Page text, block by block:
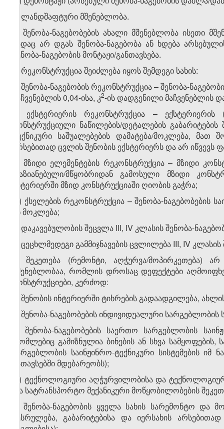
ე) ლანდშაფტური მშენებლობა.
2. შენობა-ნაგებობების ახალი მშენებლობა ისეთი
სადაც არ დგას შენობა-ნაგებობა ან ხდება
შენობა-ნაგებობის მონტაჟი/განთავსება.
3. რეკონსტრუქცია შეიძლება იყოს შემდეგი სახის:
ა) შენობა-ნაგებობის რეკონსტრუქცია – შენობა-
მაჩვენებლის 0,04-ისა, კ​2-ის დადგენილი მაჩვენებლის
ბ) ექსტერიერის რეკონსტრუქცია –
კონსტრუქციული ნაწილების/დეტალების
ტექნიკური საშუალებების დამატება/მოკლება,
არსებითად ცვლის შენობის ექსტერიერს და არ
გ) მზიდი ელემენტების რეკონსტრუქცია – მზიდი
დაზიანებული/მწყობრიდან გამოსული მზიდი
ინტერიერში მზიდ კონსტრუქციაში ღიობის გაჭრა;
დ) ქსელების რეკონსტრუქცია – შენობა-ნაგებობების
ან მოკლება;
ე) დაკავებულობის შეცვლა III, IV კლასის შენობა-
ვ) ცეცხლმედეგი გამმიჯნავების ცვლილება III, IV კლასის
3. შეკეთება (რემონტი, აღჭურ­ვა/მო­პირ­კე­თება)
მშენებლობაა, რომლის დროსაც დეფექტები
კონსტრუქციები, კერძოდ:
ა) შენობის ინტერიერში ტიხრების გადაადგილება,
ბ) შენობა-ნაგებობების ინდივიდუალური სარგებლობის
გ) შენობა-ნაგებობების საერთო სარგებლობის
რომლებიც გამიზნულია ბინების ან სხვა
სარგებლობის საინჟინრო-ტექნიკური სისტემების
სათავსებში მდებარეობს);
დ) ტექნოლოგიური აღჭურვილობისა და
და სატრანსპორტო მექანიკური მოწყობილობების
ე) შენობა-ნაგებობის ყველა სახის სარემონტო და
შესრულება, გაბარიტებისა და იერსახის